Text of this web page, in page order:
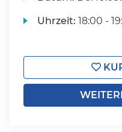
Uhrzeit: 18:00 -